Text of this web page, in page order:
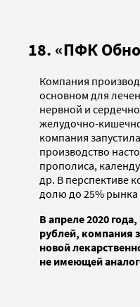
18. «ПФК
Компания
основном для
нервной и
желудочно-
компания
производство
прополиса,
др. В перспективе
долю до 25% рынка
В апреле 2020
рублей, компания
новой
не имеющей